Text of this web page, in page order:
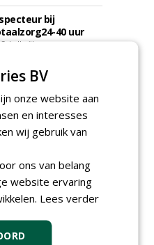
bij
40 uur
(m/v)
KralingenOosthoek
Banen
BV
onze website aan
en interesses
wij gebruik van
ons van belang
website ervaring
Lees verder